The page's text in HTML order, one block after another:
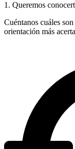
1. Queremos
Cuéntanos cuáles
orientación más